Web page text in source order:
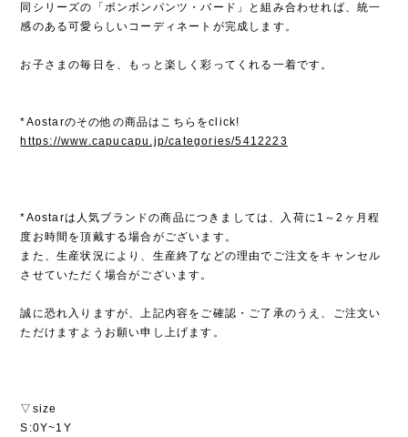
同シリーズの「ボンボンパンツ・バード」と組み合わせれば、統一
感のある可愛らしいコーディネートが完成します。
お子さまの毎日を、もっと楽しく彩ってくれる一着です。
*Aostarのその他の商品はこちらをclick!
https://www.capucapu.jp/categories/5412223
*Aostarは人気ブランドの商品につきましては、入荷に1～2ヶ月程
度お時間を頂戴する場合がございます。
また、生産状況により、生産終了などの理由でご注文をキャンセル
させていただく場合がございます。
誠に恐れ入りますが、上記内容をご確認・ご了承のうえ、ご注文い
ただけますようお願い申し上げます。
▽size
S:0Y~1Y